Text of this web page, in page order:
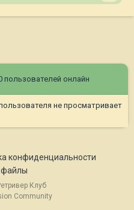
пользователей онлайн
не просматривает
конфиденциальности
файлы
Клуб
Community